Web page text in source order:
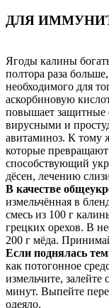
ДЛЯ
Ягоды калины
полтора раза
необходимого для
аскорбиновую
повышает защитные
вирусными и
авитаминоз. К тому
которые
способствующий
дёсен, лечению
В качестве
измельчённая в
смесь из 100 г
грецких орехов. В
200 г мёда.
Если поднялась
как потогонное
измельчите, залейте
минут. Выпейте
одеяло.